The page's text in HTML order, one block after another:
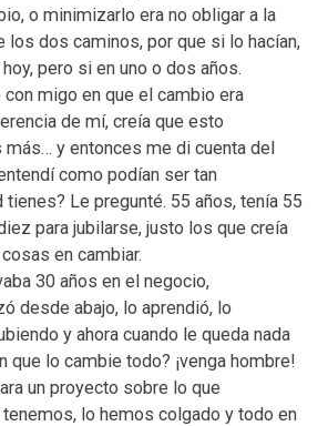
o minimizarlo era no obligar a la
los dos caminos, por que si lo hacían,
pero si en uno o dos años.
con migo en que el cambio era
de mí, creía que esto
más… y entonces me di cuenta del
como podían ser tan
Le pregunté. 55 años, tenía 55
para jubilarse, justo los que creía
en cambiar.
30 años en el negocio,
desde abajo, lo aprendió, lo
y ahora cuando le queda nada
que lo cambie todo? ¡venga hombre!
un proyecto sobre lo que
lo hemos colgado y todo en